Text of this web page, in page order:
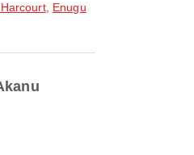
, Enugu